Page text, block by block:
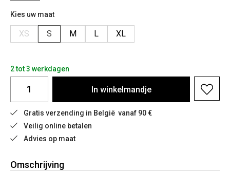
Kies uw maat
XS S M L XL
2 tot 3 werkdagen
In winkelmandje
Gratis verzending in België  vanaf 90 €
Veilig online betalen
Advies op maat
Omschrijving